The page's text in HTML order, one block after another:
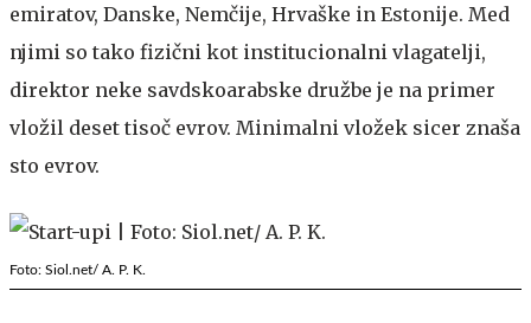
emiratov, Danske, Nemčije, Hrvaške in Estonije. Med
njimi so tako fizični kot institucionalni vlagatelji,
direktor neke savdskoarabske družbe je na primer
vložil deset tisoč evrov. Minimalni vložek sicer znaša
sto evrov.
Foto: Siol.net/ A. P. K.